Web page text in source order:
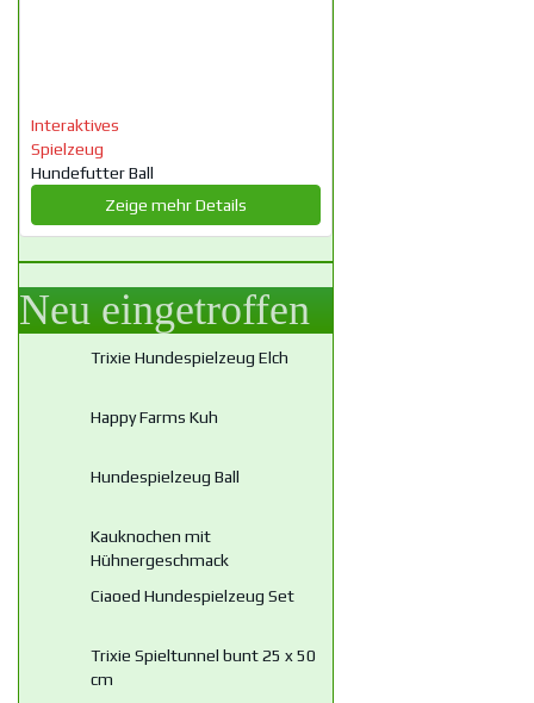
Interaktives
Spielzeug
Hundefutter Ball
Zeige mehr Details
Neu eingetroffen
Trixie Hundespielzeug Elch
Happy Farms Kuh
Hundespielzeug Ball
Kauknochen mit
Hühnergeschmack
Ciaoed Hundespielzeug Set
Trixie Spieltunnel bunt 25 x 50
cm